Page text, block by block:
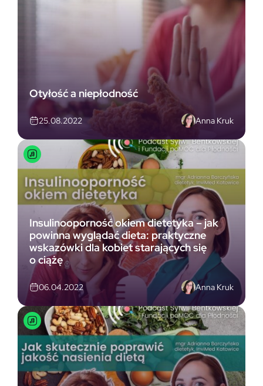
Otyłość a niepłodność
25.08.2022 Anna Kruk
Insulinooporność okiem dietetyka – jak
powinna wyglądać dieta: praktyczne
wskazówki dla kobiet starających się
o ciążę
06.04.2022 Anna Kruk